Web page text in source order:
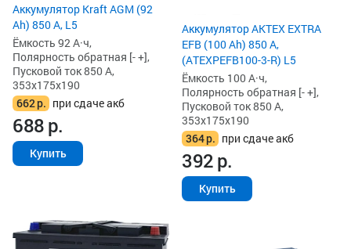
Аккумулятор Kraft AGM (92
Ah) 850 А, L5
Ёмкость 92 А·ч,
Полярность обратная [- +],
Пусковой ток 850 А,
353x175x190
662р. при сдаче акб
688р.
Купить
Аккумулятор AKTEX EXTRA
EFB (100 Ah) 850 А,
(ATEXPEFB100-3-R) L5
Ёмкость 100 А·ч,
Полярность обратная [- +],
Пусковой ток 850 А,
353x175x190
364р. при сдаче акб
392р.
Купить